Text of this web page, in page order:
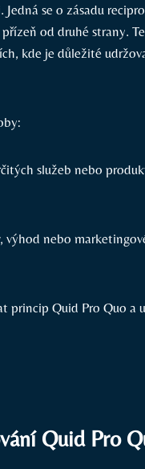
se o zásadu
od druhé strany.
kde je důležité
služeb nebo
výhod nebo
princip Quid Pro Quo a
Quid Pro